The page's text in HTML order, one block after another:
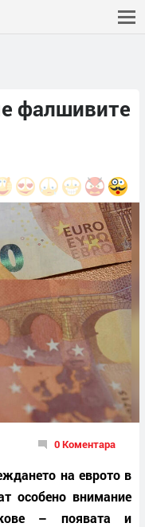
фалшивите
0 Коментара
на еврото в
особено внимание
– появата и